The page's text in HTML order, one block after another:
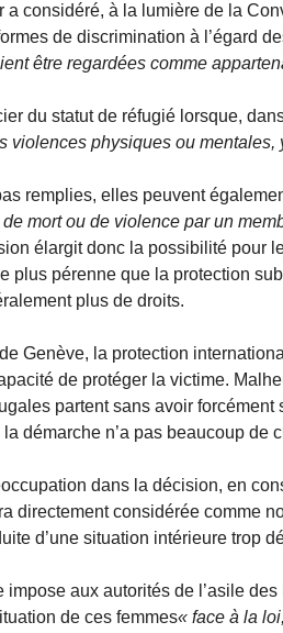
a considéré, à la lumière de la
de discrimination à l’égard
être regardées comme
du statut de réfugié lorsque,
violences physiques ou
remplies, elles peuvent
mort ou de violence par un
élargit donc la possibilité pour
plus pérenne que la protection
plus de droits.
Genève, la protection
de protéger la victime.
partent sans avoir
démarche n’a pas beaucoup de
dans la décision, en
directement considérée comme
d’une situation intérieure trop
aux autorités de l’asile
de ces femmes« face à la